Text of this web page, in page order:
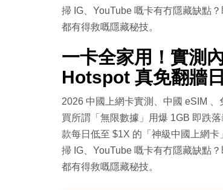
掃 IG、YouTube 嘅卡有冇隱藏缺點
都有得救嘅隱藏秘技。
一卡全家用！實測
Hotspot 真免翻牆
2026 中國上網卡實測、中國 eSIM
買所謂「無限數據」用爆 1GB 即跌
款每日低至 $1X 的「神級中國上網
掃 IG、YouTube 嘅卡有冇隱藏缺點
都有得救嘅隱藏秘技。